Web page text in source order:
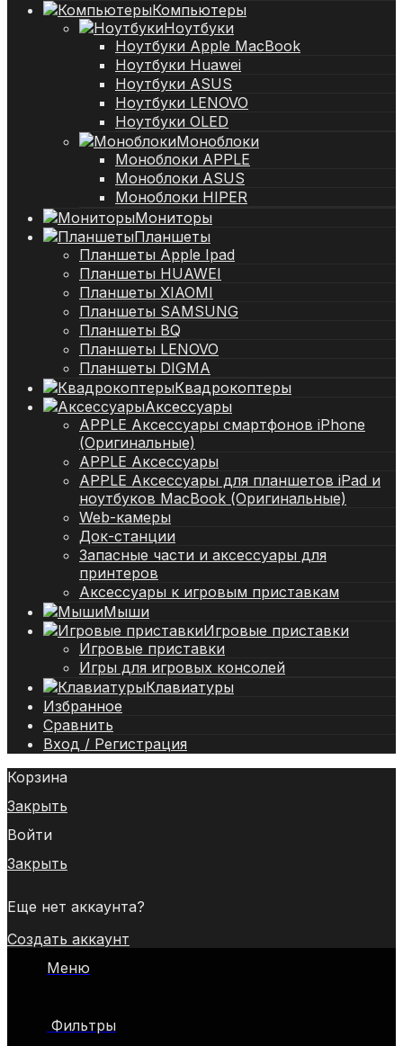
Компьютеры
Ноутбуки
Ноутбуки Apple MacBook
Ноутбуки Huawei
Ноутбуки ASUS
Ноутбуки LENOVO
Ноутбуки OLED
Моноблоки
Моноблоки APPLE
Моноблоки ASUS
Моноблоки HIPER
Мониторы
Планшеты
Планшеты Apple Ipad
Планшеты HUAWEI
Планшеты XIAOMI
Планшеты SAMSUNG
Планшеты BQ
Планшеты LENOVO
Планшеты DIGMA
Квадрокоптеры
Аксессуары
APPLE Аксессуары смартфонов iPhone
(Оригинальные)
APPLE Аксессуары
APPLE Аксессуары для планшетов iPad и
ноутбуков MacBook (Оригинальные)
Web-камеры
Док-станции
Запасные части и аксессуары для
принтеров
Аксессуары к игровым приставкам
Мыши
Игровые приставки
Игровые приставки
Игры для игровых консолей
Клавиатуры
Избранное
Сравнить
Вход / Регистрация
Корзина
Закрыть
Войти
Закрыть
Еще нет аккаунта?
Создать аккаунт
Меню
Фильтры